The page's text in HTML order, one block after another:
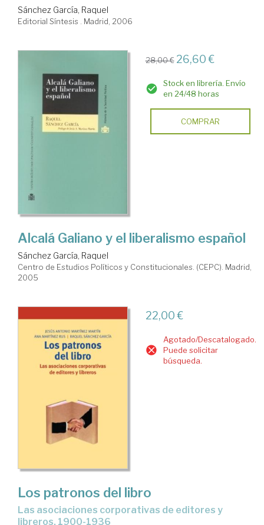
Sánchez García, Raquel
Editorial Síntesis . Madrid, 2006
28,00 € 26,60 €
Stock en librería. Envío
en 24/48 horas
COMPRAR
Alcalá Galiano y el liberalismo español
Sánchez García, Raquel
Centro de Estudios Políticos y Constitucionales. (CEPC). Madrid,
2005
22,00 €
Agotado/Descatalogado.
Puede solicitar
búsqueda.
Los patronos del libro
las asociaciones corporativas de editores y
libreros, 1900-1936